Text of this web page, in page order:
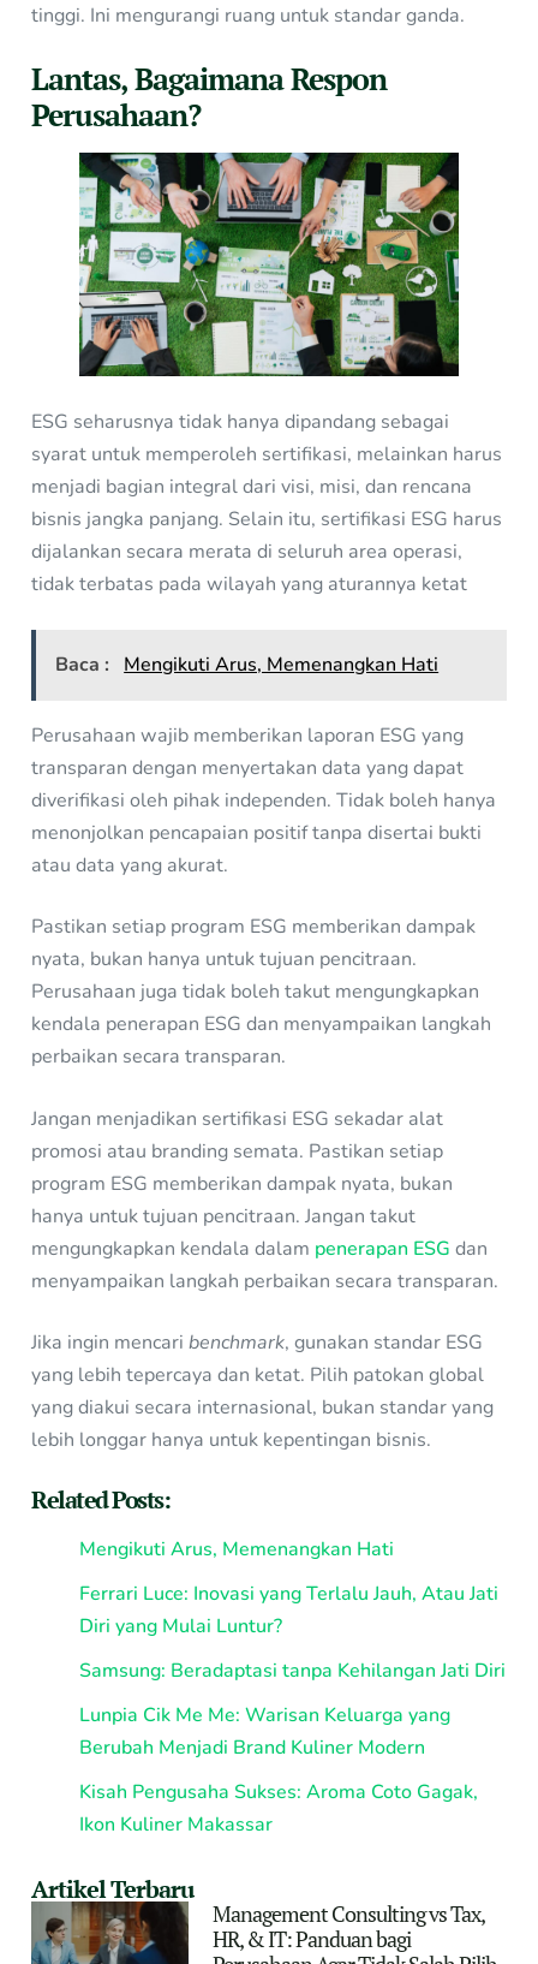
tinggi. Ini mengurangi ruang untuk standar ganda.
Lantas, Bagaimana Respon
Perusahaan?
ESG seharusnya tidak hanya dipandang sebagai
syarat untuk memperoleh sertifikasi, melainkan harus
menjadi bagian integral dari visi, misi, dan rencana
bisnis jangka panjang. Selain itu, sertifikasi ESG harus
dijalankan secara merata di seluruh area operasi,
tidak terbatas pada wilayah yang aturannya ketat
Baca : Mengikuti Arus, Memenangkan Hati
Perusahaan wajib memberikan laporan ESG yang
transparan dengan menyertakan data yang dapat
diverifikasi oleh pihak independen. Tidak boleh hanya
menonjolkan pencapaian positif tanpa disertai bukti
atau data yang akurat.
Pastikan setiap program ESG memberikan dampak
nyata, bukan hanya untuk tujuan pencitraan.
Perusahaan juga tidak boleh takut mengungkapkan
kendala penerapan ESG dan menyampaikan langkah
perbaikan secara transparan.
Jangan menjadikan sertifikasi ESG sekadar alat
promosi atau branding semata. Pastikan setiap
program ESG memberikan dampak nyata, bukan
hanya untuk tujuan pencitraan. Jangan takut
mengungkapkan kendala dalam penerapan ESG dan
menyampaikan langkah perbaikan secara transparan.
Jika ingin mencaribenchmark, gunakan standar ESG
yang lebih tepercaya dan ketat. Pilih patokan global
yang diakui secara internasional, bukan standar yang
lebih longgar hanya untuk kepentingan bisnis.
Related Posts:
Mengikuti Arus, Memenangkan Hati
Ferrari Luce: Inovasi yang Terlalu Jauh, Atau Jati
Diri yang Mulai Luntur?
Samsung: Beradaptasi tanpa Kehilangan Jati Diri
Lunpia Cik Me Me: Warisan Keluarga yang
Berubah Menjadi Brand Kuliner Modern
Kisah Pengusaha Sukses: Aroma Coto Gagak,
Ikon Kuliner Makassar
Artikel Terbaru
Management Consulting vs Tax,
HR, & IT: Panduan bagi